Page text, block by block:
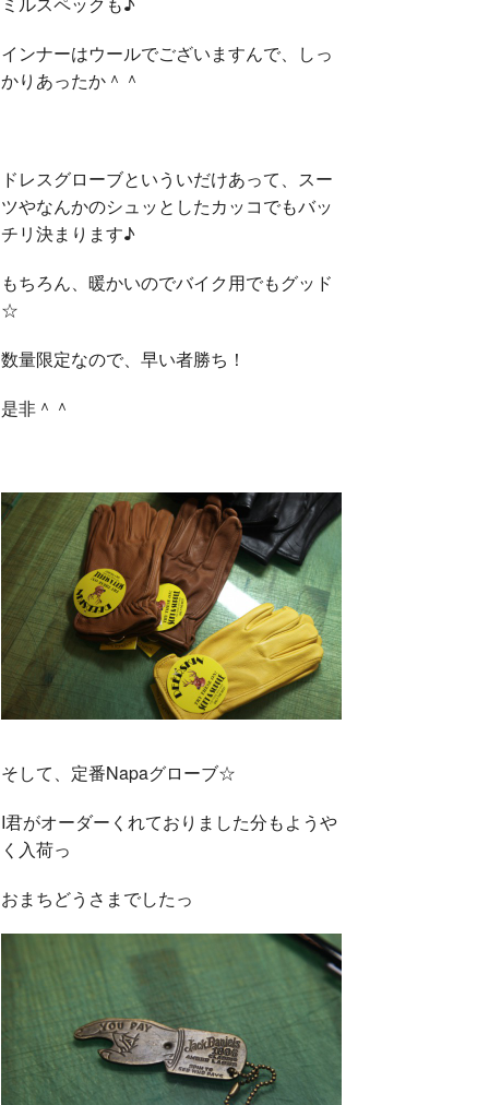
インナーはウールでございますんで、しっ
かりあったか＾＾
ドレスグローブといういだけあって、スー
ツやなんかのシュッとしたカッコでもバッ
チリ決まります♪
もちろん、暖かいのでバイク用でもグッド
☆
数量限定なので、早い者勝ち！
是非＾＾
そして、定番Napaグローブ☆
I君がオーダーくれておりました分もようや
く入荷っ
おまちどうさまでしたっ